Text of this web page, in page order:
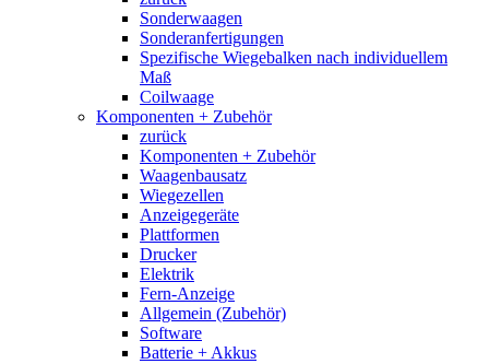
Sonderwaagen
Sonderanfertigungen
Spezifische Wiegebalken nach individuellem
Maß
Coilwaage
Komponenten + Zubehör
zurück
Komponenten + Zubehör
Waagenbausatz
Wiegezellen
Anzeigegeräte
Plattformen
Drucker
Elektrik
Fern-Anzeige
Allgemein (Zubehör)
Software
Batterie + Akkus